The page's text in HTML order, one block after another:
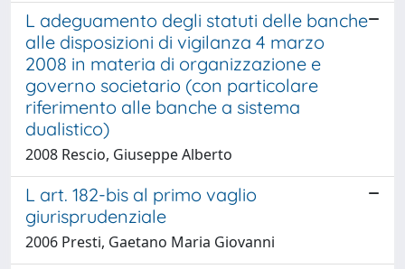
L adeguamento degli statuti delle banche
alle disposizioni di vigilanza 4 marzo
2008 in materia di organizzazione e
governo societario (con particolare
riferimento alle banche a sistema
dualistico)
2008 Rescio, Giuseppe Alberto
L art. 182-bis al primo vaglio
giurisprudenziale
2006 Presti, Gaetano Maria Giovanni